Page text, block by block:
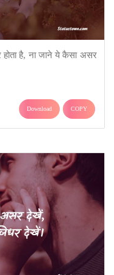
होता है, ना जाने ये कैसा असर
Download COPY